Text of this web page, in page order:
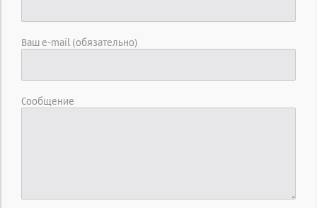
Ваш e-mail (обязательно)
Сообщение